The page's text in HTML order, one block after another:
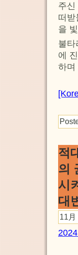
주신
떠받
을
불타
에
하며
적
의
시
대
11月